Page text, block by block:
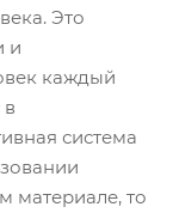
Это
и
каждый
в
система
материале, то